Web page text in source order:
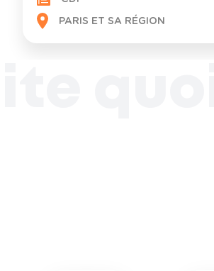
PARIS ET SA RÉGION